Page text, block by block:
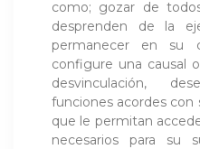
como; gozar de
desprenden de la
permanecer en su
configure una causal
desvinculación,
funciones acordes con
que le permitan
necesarios para su